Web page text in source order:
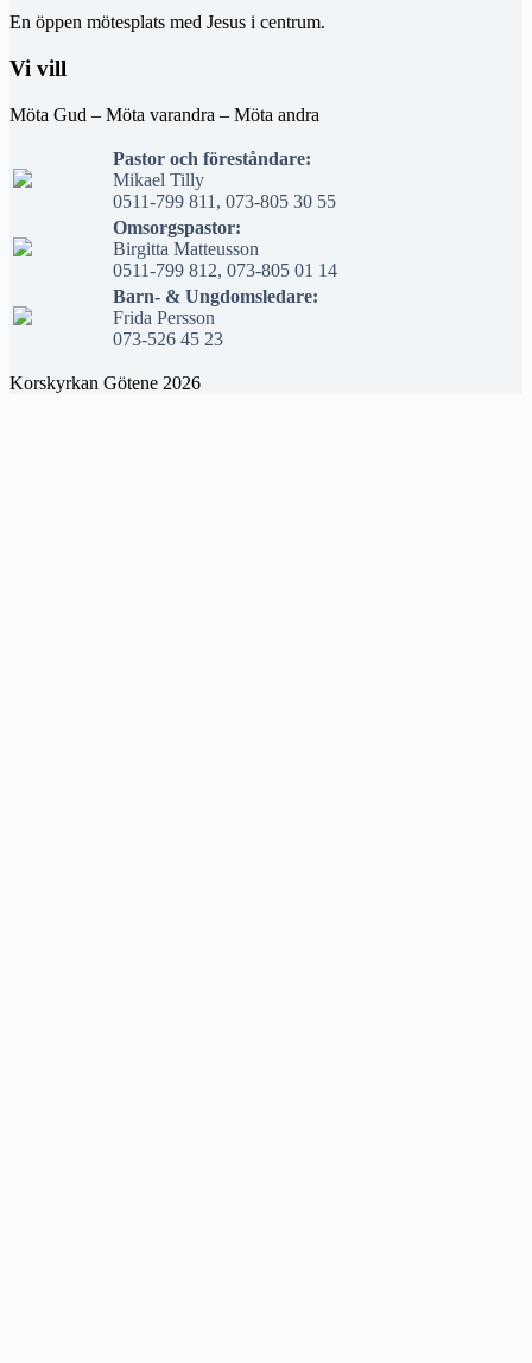
En öppen mötesplats med Jesus i centrum.
Vi vill
Möta Gud – Möta varandra – Möta andra
Pastor och föreståndare:
Mikael Tilly
0511-799 811, 073-805 30 55
Omsorgspastor:
Birgitta Matteusson
0511-799 812, 073-805 01 14
Barn- & Ungdomsledare:
Frida Persson
073-526 45 23
Korskyrkan Götene 2026